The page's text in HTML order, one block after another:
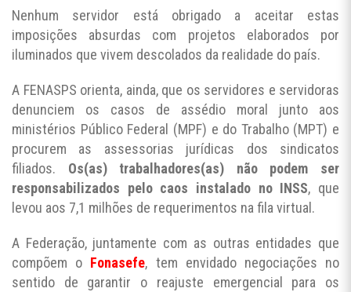
Nenhum servidor está obrigado a aceitar estas
imposições absurdas com projetos elaborados por
iluminados que vivem descolados da realidade do país.
A FENASPS orienta, ainda, que os servidores e servidoras
denunciem os casos de assédio moral junto aos
ministérios Público Federal (MPF) e do Trabalho (MPT) e
procurem as assessorias jurídicas dos sindicatos
filiados. Os(as) trabalhadores(as) não podem ser
responsabilizados pelo caos instalado no INSS, que
levou aos 7,1 milhões de requerimentos na fila virtual.
A Federação, juntamente com as outras entidades que
compõem o Fonasefe, tem envidado negociações no
sentido de garantir o reajuste emergencial para os